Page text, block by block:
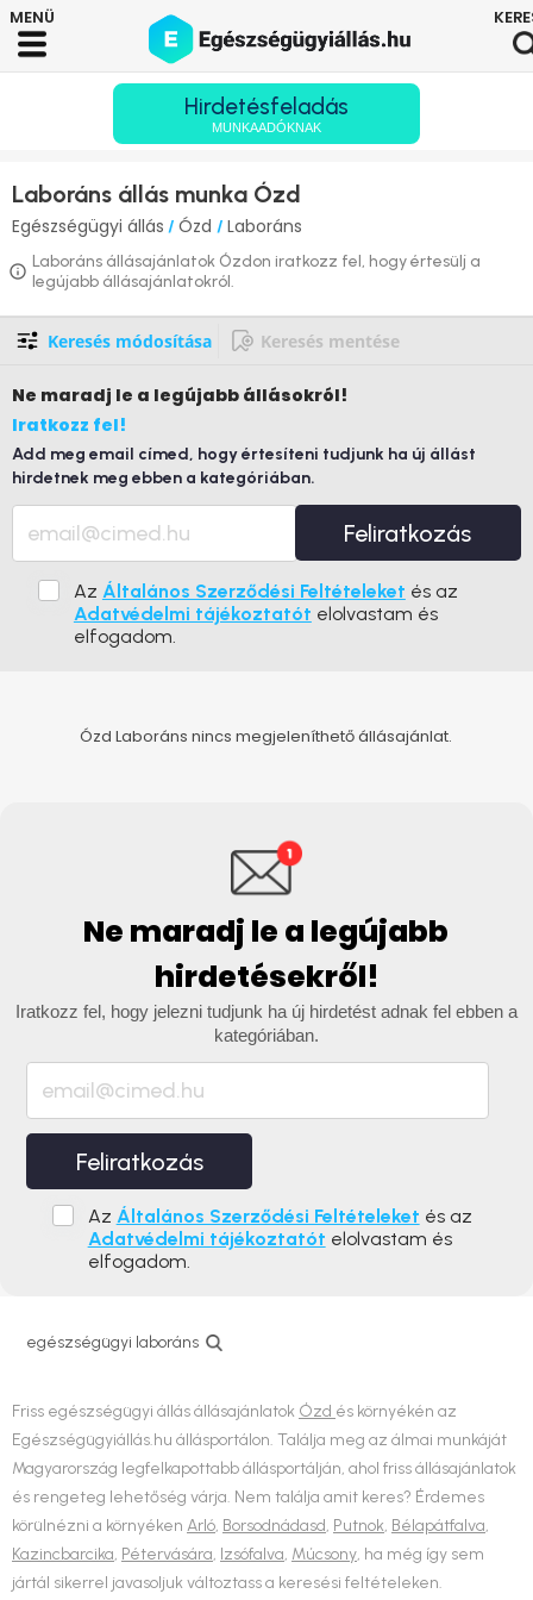
Hirdetésfeladás
MUNKAADÓKNAK
Laboráns állás munka Ózd
Egészségügyi állás / Ózd / Laboráns
Laboráns állásajánlatok Ózdon iratkozz fel, hogy értesülj a
legújabb állásajánlatokról.
Keresés módosítása Keresés mentése
Ne maradj le a legújabb állásokról!
Iratkozz fel!
Add meg email címed, hogy értesíteni tudjunk ha új állást
hirdetnek meg ebben a kategóriában.
Feliratkozás
Az Általános Szerződési Feltételeket és az
Adatvédelmi tájékoztatót elolvastam és
elfogadom.
Ózd Laboráns nincs megjeleníthető állásajánlat.
Ne maradj le a legújabb
hirdetésekről!
Iratkozz fel, hogy jelezni tudjunk ha új hirdetést adnak fel ebben a
kategóriában.
Feliratkozás
Az Általános Szerződési Feltételeket és az
Adatvédelmi tájékoztatót elolvastam és
elfogadom.
egészségügyi laboráns
Friss egészségügyi állás állásajánlatok Ózd és környékén az
Egészségügyiállás.hu állásportálon. Találja meg az álmai munkáját
Magyarország legfelkapottabb állásportálján, ahol friss állásajánlatok
és rengeteg lehetőség várja. Nem találja amit keres? Érdemes
körülnézni a környéken Arló, Borsodnádasd, Putnok, Bélapátfalva,
Kazincbarcika, Pétervására, Izsófalva, Múcsony, ha még így sem
jártál sikerrel javasoljuk változtass a keresési feltételeken.